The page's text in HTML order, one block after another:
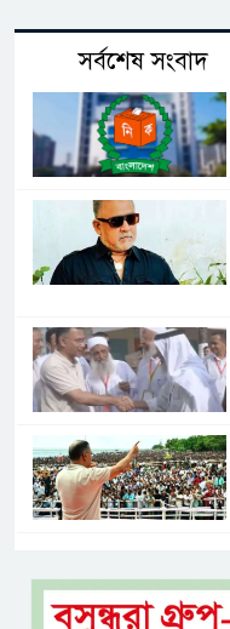
সর্বশেষ সংবাদ